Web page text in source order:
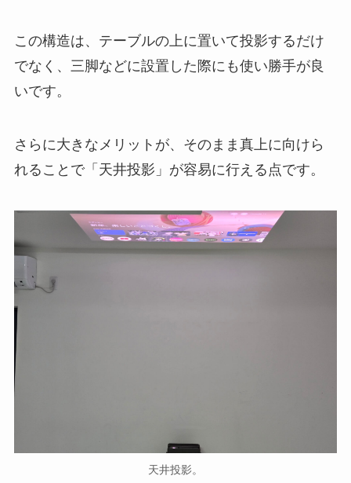
この構造は、テーブルの上に置いて投影するだけ
でなく、三脚などに設置した際にも使い勝手が良
いです。
さらに大きなメリットが、そのまま真上に向けら
れることで「天井投影」が容易に行える点です。
天井投影。